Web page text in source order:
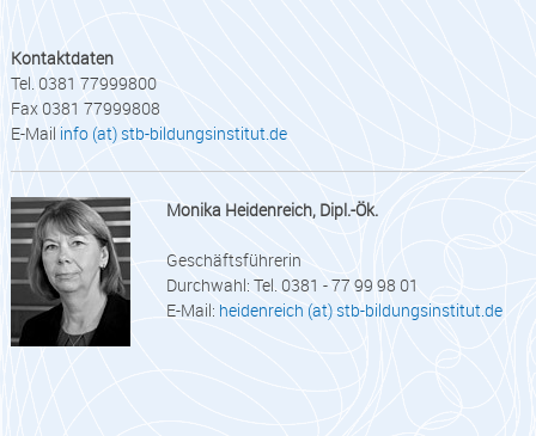
Kontaktdaten
Tel. 0381 77999800
Fax 0381 77999808
E-Mail info (at) stb-bildungsinstitut.de
Monika Heidenreich, Dipl.-Ök.
Geschäftsführerin
Durchwahl: Tel. 0381 - 77 99 98 01
E-Mail: heidenreich (at) stb-bildungsinstitut.de